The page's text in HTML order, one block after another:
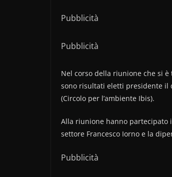
Pubblicità
Pubblicità
Nel corso della riunione che si è
sono risultati eletti presidente il
(Circolo per l’ambiente Ibis).
Alla riunione hanno partecipato
settore Francesco Iorno e la
Pubblicità